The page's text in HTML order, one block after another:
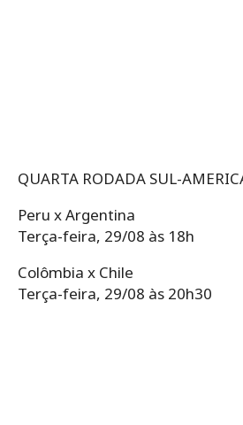
QUARTA RODADA SUL-
Peru x Argentina
Terça-feira, 29/08 às 18h
Colômbia x Chile
Terça-feira, 29/08 às 20h30